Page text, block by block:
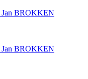
Jan BROKKEN
Jan BROKKEN